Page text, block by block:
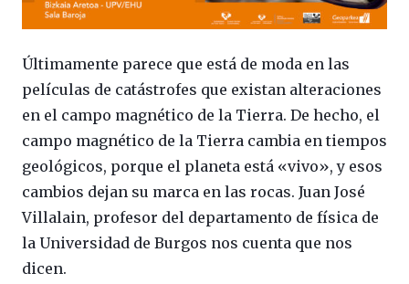
Últimamente parece que está de moda en las
películas de catástrofes que existan alteraciones
en el campo magnético de la Tierra. De hecho, el
campo magnético de la Tierra cambia en tiempos
geológicos, porque el planeta está «vivo», y esos
cambios dejan su marca en las rocas. Juan José
Villalain, profesor del departamento de física de
la Universidad de Burgos nos cuenta que nos
dicen.